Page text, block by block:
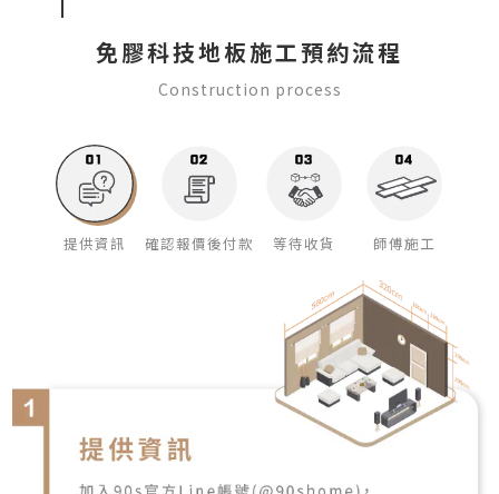
免膠科技地板施工預約流程
Construction process
提供資訊 確認報價後付款 等待收貨 師傅施工